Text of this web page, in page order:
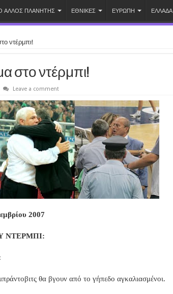
ΑΛΛΟΣ ΠΛΑΝΗΤΗΣ ΕΘΝΙΚΕΣ ΕΥΡΩΠΗ ΕΛΛΑΔΑ
ντέρμπι!
στο ντέρμπι!
Leave a comment
2007
ΝΤΕΡΜΠΙ:
θα βγουν από το γήπεδο αγκαλιασμένοι.